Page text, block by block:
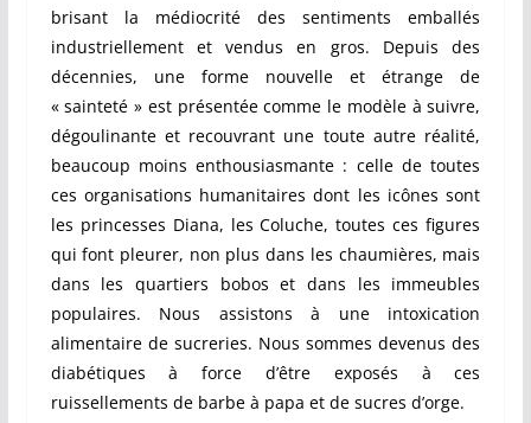
brisant la médiocrité des sentiments emballés
industriellement et vendus en gros. Depuis des
décennies, une forme nouvelle et étrange de
« sainteté » est présentée comme le modèle à suivre,
dégoulinante et recouvrant une toute autre réalité,
beaucoup moins enthousiasmante : celle de toutes
ces organisations humanitaires dont les icônes sont
les princesses Diana, les Coluche, toutes ces figures
qui font pleurer, non plus dans les chaumières, mais
dans les quartiers bobos et dans les immeubles
populaires. Nous assistons à une intoxication
alimentaire de sucreries. Nous sommes devenus des
diabétiques à force d’être exposés à ces
ruissellements de barbe à papa et de sucres d’orge.